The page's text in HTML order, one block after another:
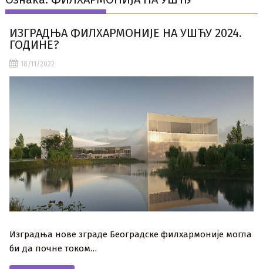
ИЗГРАДЊА ФИЛХАРМОНИЈЕ НА УШЋУ 2024.
ГОДИНЕ?
18/11/2022
Изградња нове зграде Београдске филхармоније могла
би да почне током…